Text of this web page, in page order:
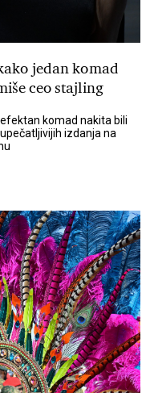
jedan komad
ceo stajling
komad nakita bili
izdanja na